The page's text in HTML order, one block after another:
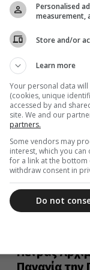
Ο π. Ελισσαίος
μαζί μας
12 Οκτωβρίου 2022
Κ’
όλου του
Ο Ιερός Ναός
7:00 το πρωί
προσκύνηση...
Ο
Πετρας
Παναγία την
Personalised
measurement,
Store and/or
Learn more
Your personal data
(cookies, unique
accessed by and
site. We and our
partners.
Some vendors may
interest, which you
for a link at the bottom
withdraw consent in
Do not